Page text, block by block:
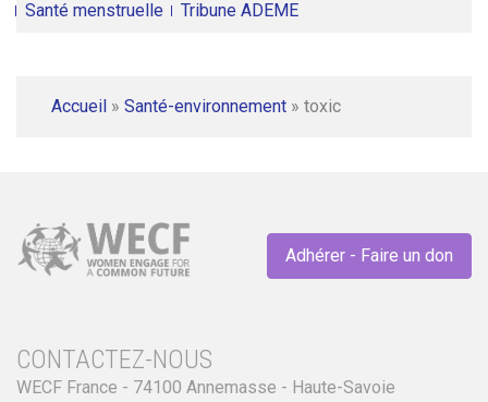
Santé menstruelle Tribune ADEME
Accueil » Santé-environnement » toxic
Adhérer - Faire un don
CONTACTEZ-NOUS
WECF France - 74100 Annemasse - Haute-Savoie